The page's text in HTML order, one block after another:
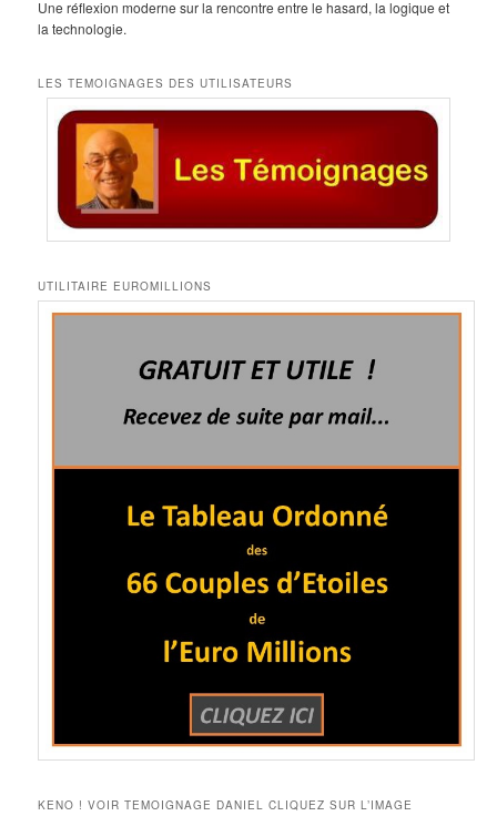
Une réflexion moderne sur la rencontre entre le hasard, la logique et
la technologie.
LES TEMOIGNAGES DES UTILISATEURS
UTILITAIRE EUROMILLIONS
KENO ! VOIR TEMOIGNAGE DANIEL CLIQUEZ SUR L’IMAGE